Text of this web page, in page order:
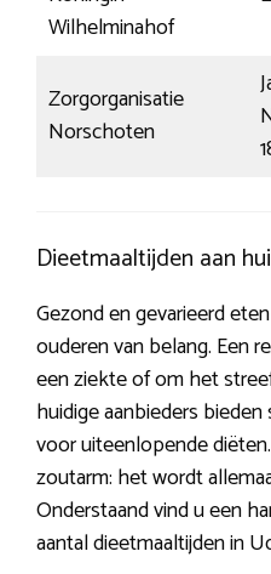
Wilhelminahof
Zorgorganisatie
Norschoten
Dieetmaaltijden aan
Gezond en gevarieerd
ouderen van belang. Een
een ziekte of om het
huidige aanbieders
voor uiteenlopende
zoutarm: het wordt
Onderstaand vind u een
aantal dieetmaaltijden in